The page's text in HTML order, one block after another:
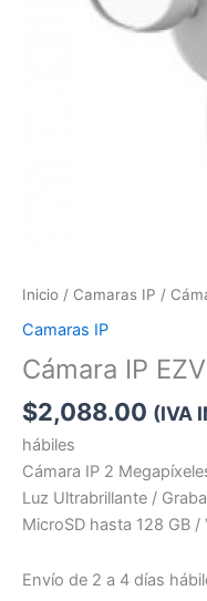
Inicio / Camaras IP /
Camaras IP
Cámara IP
$2,088.00 (IVA
hábiles
Cámara IP 2
Luz Ultrabrillante /
MicroSD hasta 128 GB
Envío de 2 a 4 días